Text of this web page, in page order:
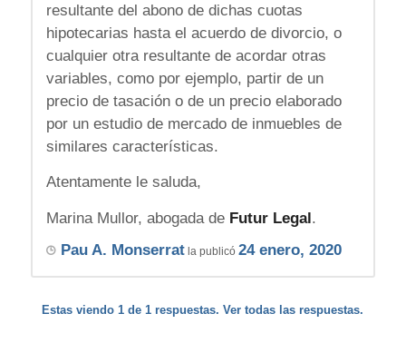
resultante del abono de dichas cuotas
hipotecarias hasta el acuerdo de divorcio, o
cualquier otra resultante de acordar otras
variables, como por ejemplo, partir de un
precio de tasación o de un precio elaborado
por un estudio de mercado de inmuebles de
similares características.
Atentamente le saluda,
Marina Mullor, abogada de Futur Legal.
Pau A. Monserratla publicó 24 enero, 2020
Estas viendo 1 de 1 respuestas. Ver todas las respuestas.